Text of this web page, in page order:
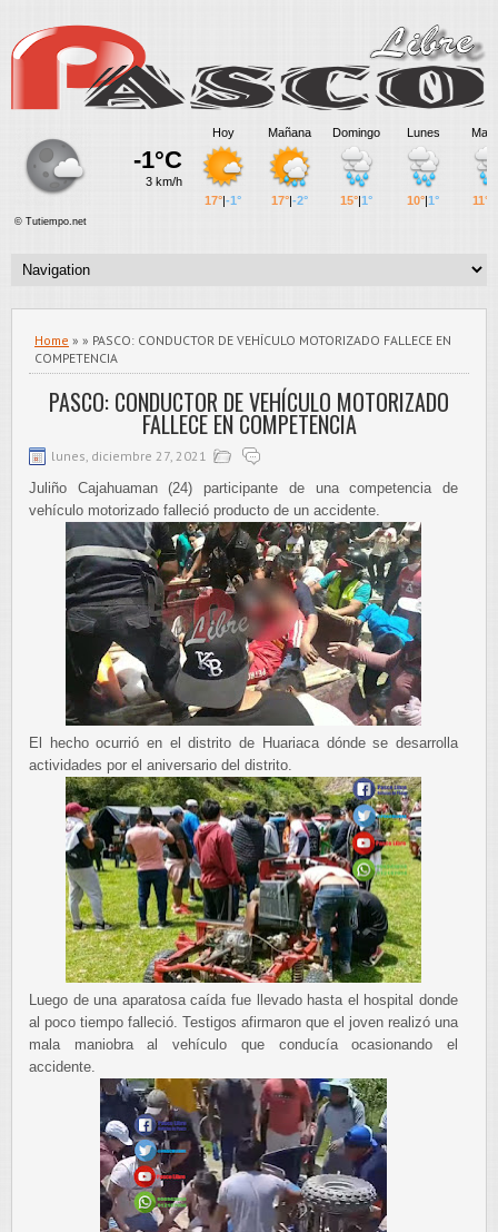
Home » » PASCO: CONDUCTOR DE VEHÍCULO MOTORIZADO FALLECE EN
COMPETENCIA
PASCO: CONDUCTOR DE VEHÍCULO MOTORIZADO
FALLECE EN COMPETENCIA
lunes, diciembre 27, 2021
Juliño Cajahuaman (24) participante de una competencia de
vehículo motorizado falleció producto de un accidente.
El hecho ocurrió en el distrito de Huariaca dónde se desarrolla
actividades por el aniversario del distrito.
Luego de una aparatosa caída fue llevado hasta el hospital donde
al poco tiempo falleció. Testigos afirmaron que el joven realizó una
mala maniobra al vehículo que conducía ocasionando el
accidente.